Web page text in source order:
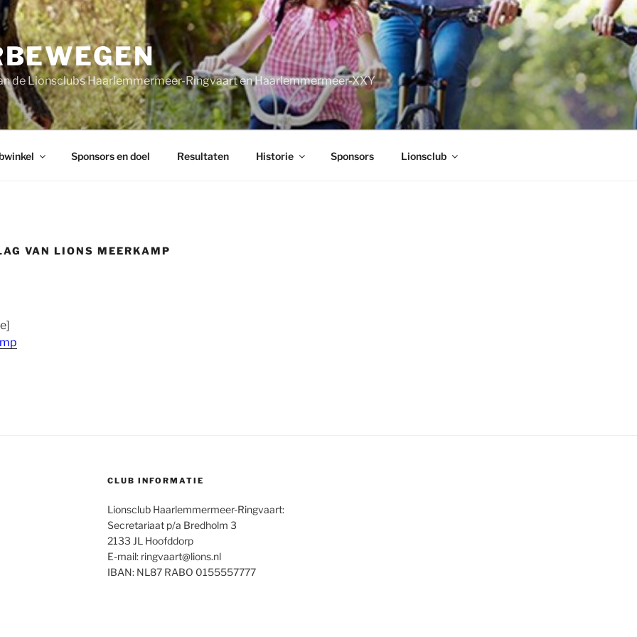
de Lionsclubs Haarlemmermeer-Ringvaart en Haarlemmermeer-XXY
Sponsors en doel Resultaten Historie Sponsors Lionsclub
VAN LIONS MEERKAMP
CLUB INFORMATIE
Lionsclub Haarlemmermeer-Ringvaart:
Secretariaat p/a Bredholm 3
2133 JL Hoofddorp
E-mail: ringvaart@lions.nl
IBAN: NL87 RABO 0155557777